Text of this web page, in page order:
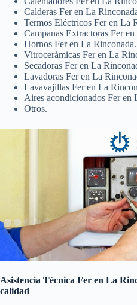
Calderas Fer en La
Termos Eléctricos Fer en La
Campanas Extractoras Fer
Hornos Fer en La Rinconada.
Vitrocerámicas Fer en La
Secadoras Fer en La
Lavadoras Fer en La
Lavavajillas Fer en La
Aires acondicionados Fer en
Otros.
Asistencia Técnica Fer en La
calidad